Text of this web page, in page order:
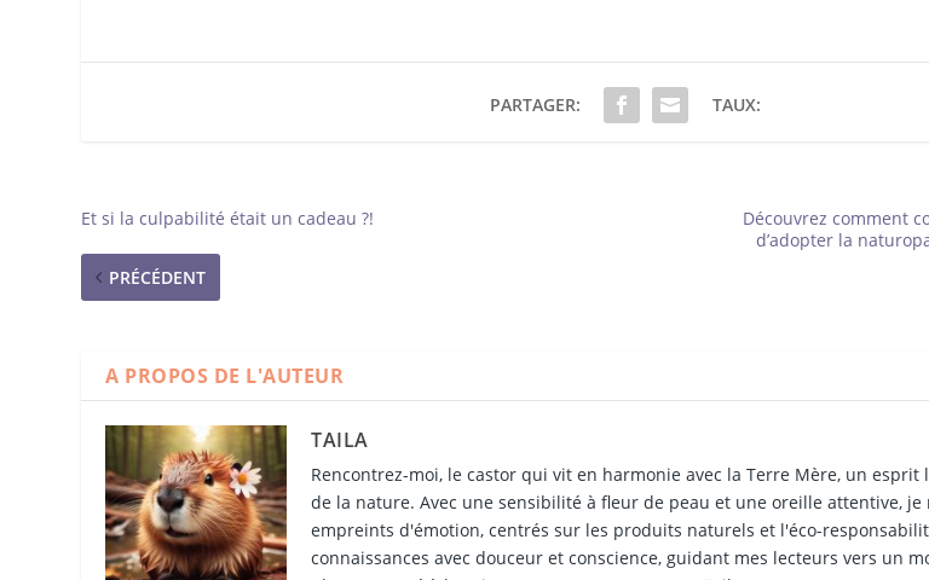
PARTAGER: TAUX:
Et si la culpabilité était un cadeau ?!
PRÉCÉDENT
Découvrez comment
d’adopter la
A PROPOS DE L'AUTEUR
TAILA
Rencontrez-moi, le castor qui vit en harmonie avec la Terre Mère, un
de la nature. Avec une sensibilité à fleur de peau et une oreille attentive, je
empreints d'émotion, centrés sur les produits naturels et l'éco-
connaissances avec douceur et conscience, guidant mes lecteurs vers un